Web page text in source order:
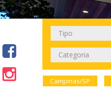
Campinas/SP